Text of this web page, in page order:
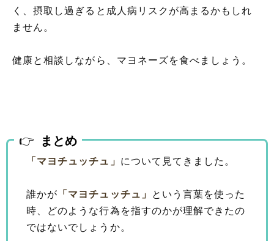
く、摂取し過ぎると成人病リスクが高まるかもしれ
ません。
健康と相談しながら、マヨネーズを食べましょう。
まとめ
「マヨチュッチュ」 について見てきました。
誰かが 「マヨチュッチュ」
という言葉を使った
時、どのような行為を指すのかが理解できたの
ではないでしょうか。